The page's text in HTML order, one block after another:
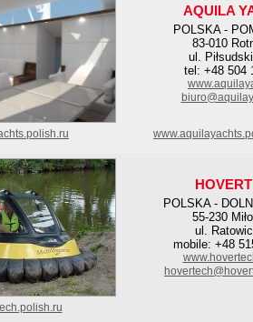
AQUILA
POLSKA -
83-010
ul.
tel: +48 504
POLSKA -
55-230
ul.
mobile: +48